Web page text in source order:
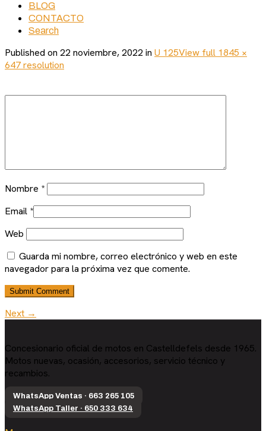
BLOG
CONTACTO
Search
Published on 22 noviembre, 2022 in U 125View full 1845 ×
647 resolution
Nombre *
Email *
Web
Guarda mi nombre, correo electrónico y web en este
navegador para la próxima vez que comente.
Next →
Concesionario oficial de motos en Castelldefels desde 1965.
Motos nuevas, ocasión, accesorios, servicio técnico y
recambios.
WhatsApp Ventas · 663 265 105
WhatsApp Taller · 650 333 634